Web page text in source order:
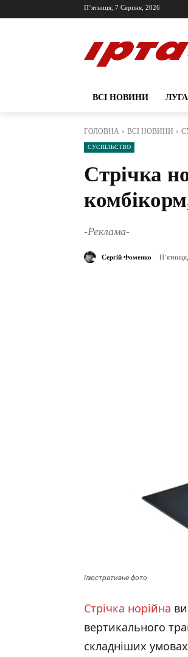
П’ятниця, 7 Серпня, 2026
ВСІ НОВИНИ
ГОЛОВНА ВСІ НОВИНИ
СУСПІЛЬСТВО
Стрічка
-Реклама-
Сергій Фоменко
Ілюстративне фото
Стрічка норійна
вертикального
складніших